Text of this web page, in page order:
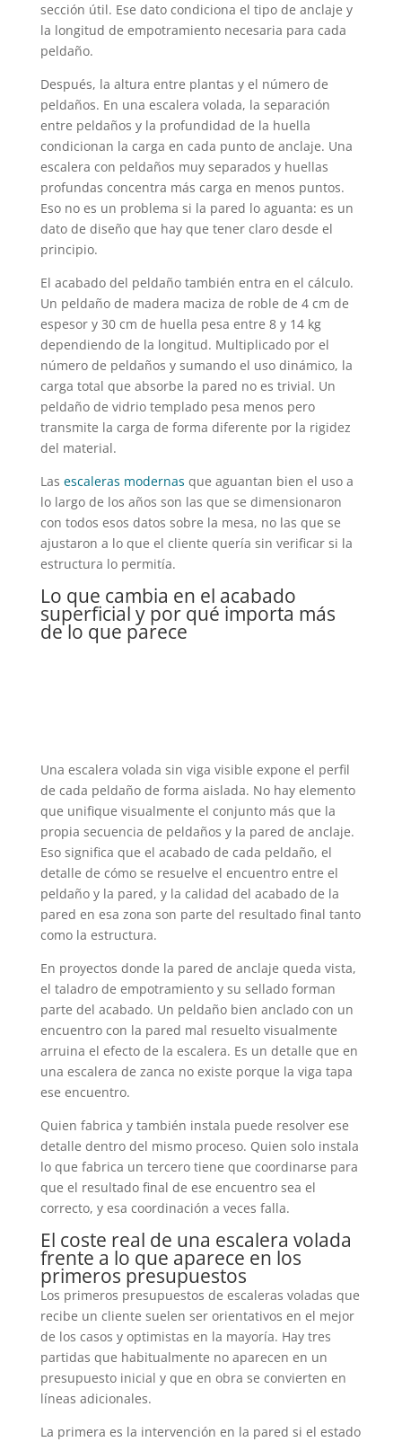
sección útil. Ese dato condiciona el tipo de anclaje y
la longitud de empotramiento necesaria para cada
peldaño.
Después, la altura entre plantas y el número de
peldaños. En una escalera volada, la separación
entre peldaños y la profundidad de la huella
condicionan la carga en cada punto de anclaje. Una
escalera con peldaños muy separados y huellas
profundas concentra más carga en menos puntos.
Eso no es un problema si la pared lo aguanta: es un
dato de diseño que hay que tener claro desde el
principio.
El acabado del peldaño también entra en el cálculo.
Un peldaño de madera maciza de roble de 4 cm de
espesor y 30 cm de huella pesa entre 8 y 14 kg
dependiendo de la longitud. Multiplicado por el
número de peldaños y sumando el uso dinámico, la
carga total que absorbe la pared no es trivial. Un
peldaño de vidrio templado pesa menos pero
transmite la carga de forma diferente por la rigidez
del material.
Las escaleras modernas que aguantan bien el uso a
lo largo de los años son las que se dimensionaron
con todos esos datos sobre la mesa, no las que se
ajustaron a lo que el cliente quería sin verificar si la
estructura lo permitía.
Lo que cambia en el acabado
superficial y por qué importa más
de lo que parece
Una escalera volada sin viga visible expone el perfil
de cada peldaño de forma aislada. No hay elemento
que unifique visualmente el conjunto más que la
propia secuencia de peldaños y la pared de anclaje.
Eso significa que el acabado de cada peldaño, el
detalle de cómo se resuelve el encuentro entre el
peldaño y la pared, y la calidad del acabado de la
pared en esa zona son parte del resultado final tanto
como la estructura.
En proyectos donde la pared de anclaje queda vista,
el taladro de empotramiento y su sellado forman
parte del acabado. Un peldaño bien anclado con un
encuentro con la pared mal resuelto visualmente
arruina el efecto de la escalera. Es un detalle que en
una escalera de zanca no existe porque la viga tapa
ese encuentro.
Quien fabrica y también instala puede resolver ese
detalle dentro del mismo proceso. Quien solo instala
lo que fabrica un tercero tiene que coordinarse para
que el resultado final de ese encuentro sea el
correcto, y esa coordinación a veces falla.
El coste real de una escalera volada
frente a lo que aparece en los
primeros presupuestos
Los primeros presupuestos de escaleras voladas que
recibe un cliente suelen ser orientativos en el mejor
de los casos y optimistas en la mayoría. Hay tres
partidas que habitualmente no aparecen en un
presupuesto inicial y que en obra se convierten en
líneas adicionales.
La primera es la intervención en la pared si el estado